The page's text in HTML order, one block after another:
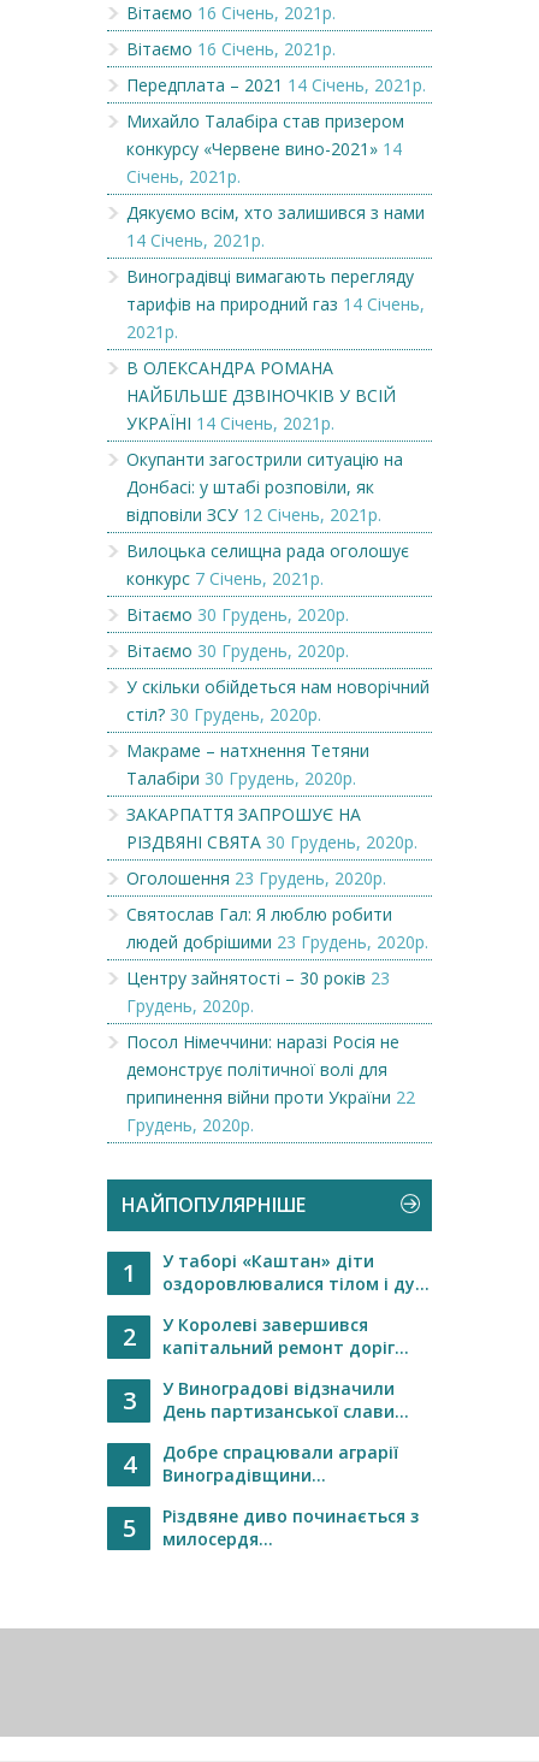
Вітаємо 16 Січень, 2021р.
Вітаємо 16 Січень, 2021р.
Передплата – 2021 14 Січень, 2021р.
Михайло Талабіра став призером
конкурсу «Червене вино-2021» 14
Січень, 2021р.
Дякуємо всім, хто залишився з нами
14 Січень, 2021р.
Виноградівці вимагають перегляду
тарифів на природний газ 14 Січень,
2021р.
В ОЛЕКСАНДРА РОМАНА
НАЙБІЛЬШЕ ДЗВІНОЧКІВ У ВСІЙ
УКРАЇНІ 14 Січень, 2021р.
Окупанти загострили ситуацію на
Донбасі: у штабі розповіли, як
відповіли ЗСУ 12 Січень, 2021р.
Вилоцька селищна рада оголошує
конкурс 7 Січень, 2021р.
Вітаємо 30 Грудень, 2020р.
Вітаємо 30 Грудень, 2020р.
У скільки обійдеться нам новорічний
стіл? 30 Грудень, 2020р.
Макраме – натхнення Тетяни
Талабіри 30 Грудень, 2020р.
ЗАКАРПАТТЯ ЗАПРОШУЄ НА
РІЗДВЯНІ СВЯТА 30 Грудень, 2020р.
Оголошення 23 Грудень, 2020р.
Святослав Гал: Я люблю робити
людей добрішими 23 Грудень, 2020р.
Центру зайнятості – 30 років 23
Грудень, 2020р.
Посол Німеччини: наразі Росія не
демонструє політичної волі для
припинення війни проти України 22
Грудень, 2020р.
НАЙПОПУЛЯРНІШЕ
1
У таборі «Каштан» діти
оздоровлювалися тілом і ду...
2
У Королеві завершився
капітальний ремонт доріг...
3
У Виноградові відзначили
День партизанської слави...
4
Добре спрацювали аграрії
Виноградівщини...
5
Різдвяне диво починається з
милосердя...